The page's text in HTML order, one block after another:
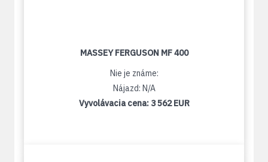
MASSEY FERGUSON MF 400
Nie je známe:
Nájazd: N/A
Vyvolávacia cena: 3 562 EUR